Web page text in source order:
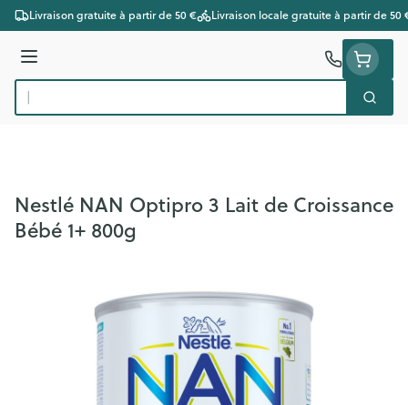
Aller au contenu
Livraison gratuite à partir de 50 € Livraison locale gratuite à partir de 50
Menu
Rechercher
Nestlé NAN Optipro 3 Lait de Croissance
Bébé 1+ 800g